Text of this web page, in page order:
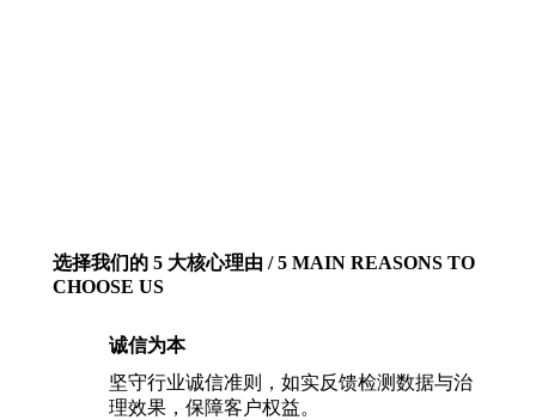
选择我们的 5 大核心理由 / 5 MAIN REASONS TO
CHOOSE US
诚信为本
坚守行业诚信准则，如实反馈检测数据与治
理效果，保障客户权益。